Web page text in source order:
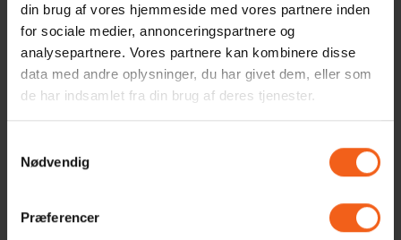
din brug af vores hjemmeside med vores partnere inden
for sociale medier, annonceringspartnere og
analysepartnere. Vores partnere kan kombinere disse
data med andre oplysninger, du har givet dem, eller som
de har indsamlet fra din brug af deres tjenester.
Nødvendig
Præferencer
Har du et hus på 130 m2, der er bygget i 1972, har middel åbent
grundplan og er efterisoleret, vil regnestykket se således ud:
4,9 x 0,5 = 2,45 kW. Har du et hus på 150 m2, der er bygget i
1936, har åbent grundplan og ikke er blevet efterisoleret, vil
regnestykket se sådan ud: 9,6 x 0,7 = 6,72 kW. Du kan læse
mere om, hvordan du vælger en varmepumpe her .
Hvor mange m2 kan en varmepumpe opvarme?
mens en varmepumpe med 9 kW kan opvarme huse op til 170
m2 - men det afhænger meget af varmepumpens SCOP-
Hvad er SCOP-værdi?